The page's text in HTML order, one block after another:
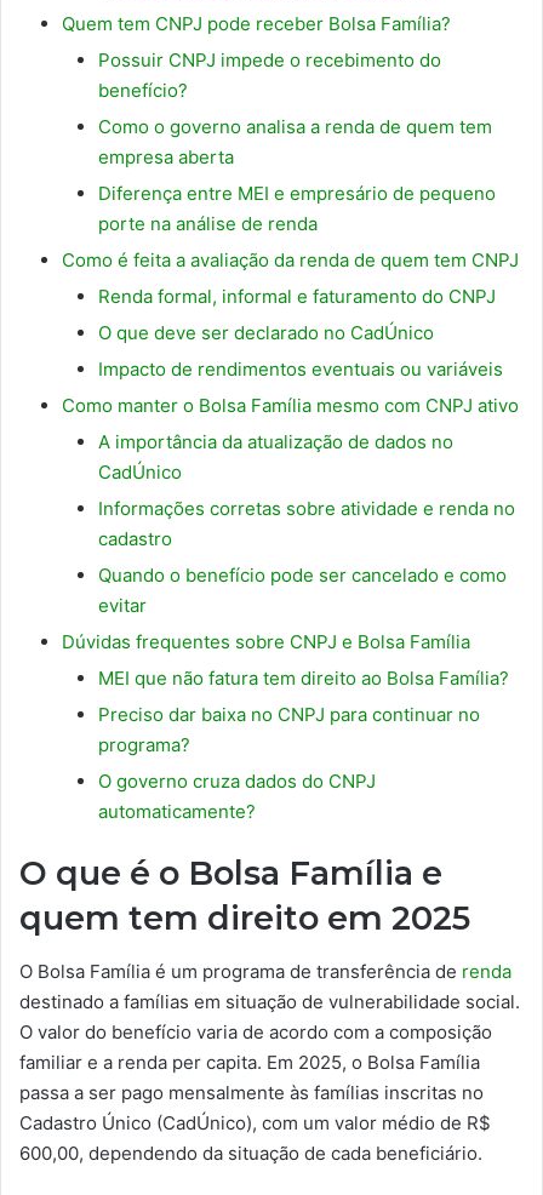
Quem tem CNPJ pode receber Bolsa Família?
Possuir CNPJ impede o recebimento do
benefício?
Como o governo analisa a renda de quem tem
empresa aberta
Diferença entre MEI e empresário de pequeno
porte na análise de renda
Como é feita a avaliação da renda de quem tem CNPJ
Renda formal, informal e faturamento do CNPJ
O que deve ser declarado no CadÚnico
Impacto de rendimentos eventuais ou variáveis
Como manter o Bolsa Família mesmo com CNPJ ativo
A importância da atualização de dados no
CadÚnico
Informações corretas sobre atividade e renda no
cadastro
Quando o benefício pode ser cancelado e como
evitar
Dúvidas frequentes sobre CNPJ e Bolsa Família
MEI que não fatura tem direito ao Bolsa Família?
Preciso dar baixa no CNPJ para continuar no
programa?
O governo cruza dados do CNPJ
automaticamente?
O que é o Bolsa Família e
quem tem direito em 2025
O Bolsa Família é um programa de transferência de renda
destinado a famílias em situação de vulnerabilidade social.
O valor do benefício varia de acordo com a composição
familiar e a renda per capita. Em 2025, o Bolsa Família
passa a ser pago mensalmente às famílias inscritas no
Cadastro Único (CadÚnico), com um valor médio de R$
600,00, dependendo da situação de cada beneficiário.